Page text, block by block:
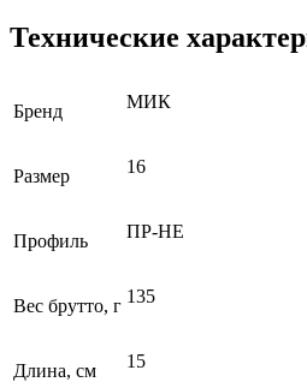
Технические
Бренд МИК
Размер 16
Профиль ПР-НЕ
Вес брутто, г 135
Длина, см 15